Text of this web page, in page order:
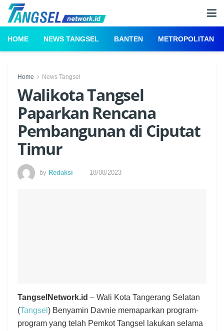
HOME NEWS TANGSEL BANTEN METROPOLITAN
Home News Tangsel
Walikota Tangsel
Paparkan Rencana
Pembangunan di Ciputat
Timur
by Redaksi 18/08/2023
TangselNetwork.id – Wali Kota Tangerang Selatan
(Tangsel ) Benyamin Davnie memaparkan program-
program yang telah Pemkot Tangsel lakukan selama